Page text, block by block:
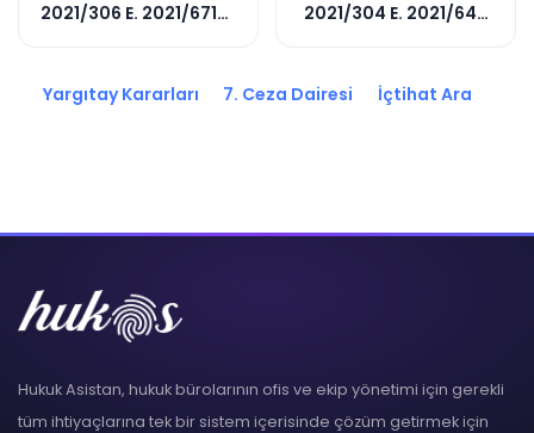
2021/306 E. 2021/6718
2021/304 E. 2021/6421
Yargıtay Kararları 7. Ceza Dairesi İçtihat Ara
Hukuk Asistan, hukuk bürolarının ofis ve ekip yönetimi için gerekli
tüm ihtiyaçlarına tek bir sistem içerisinde çözüm getirmek için